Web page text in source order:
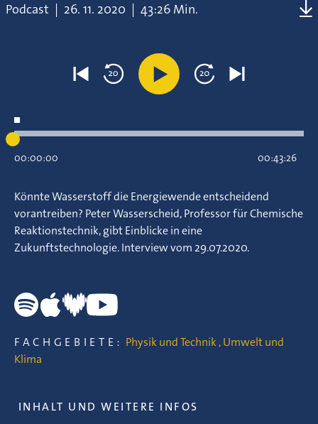
Podcast | 26. 11. 2020 | 43:26 Min.
00:00:00 00:43:26
Könnte Wasserstoff die Energiewende entscheidend
vorantreiben? Peter Wasserscheid, Professor für Chemische
Reaktionstechnik, gibt Einblicke in eine
Zukunftstechnologie. Interview vom 29.07.2020.
FACHGEBIETE: Physik und Technik ,Umwelt und
Klima
INHALT UND WEITERE INFOS